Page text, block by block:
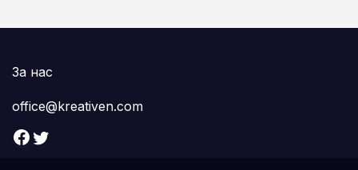
За нас
office@kreativen.com
Facebook Twitter